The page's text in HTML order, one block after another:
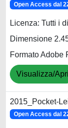
Open Access dal
Licenza: Tutti i
Dimensione
Formato Adobe
Visualizza/Apri
2015_Pocket-
Open Access dal